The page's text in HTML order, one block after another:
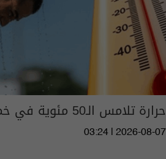
حرارة تلامس الـ50 مئوية في خمس محافظات
03:24 | 2026-08-07